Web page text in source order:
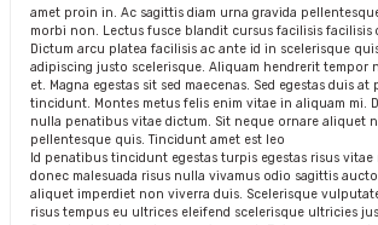
amet proin in. Ac sagittis diam urna gravida
morbi non. Lectus fusce blandit cursus facilisis facilisis
Dictum arcu platea facilisis ac ante id in scelerisque
adipiscing justo scelerisque. Aliquam hendrerit tempor
et. Magna egestas sit sed maecenas. Sed egestas duis
tincidunt. Montes metus felis enim vitae in aliquam mi.
nulla penatibus vitae dictum. Sit neque ornare aliquet
pellentesque quis. Tincidunt amet est leo
Id penatibus tincidunt egestas turpis egestas risus vitae
donec malesuada risus nulla vivamus odio sagittis
aliquet imperdiet non viverra duis. Scelerisque
risus tempus eu ultrices eleifend scelerisque ultricies